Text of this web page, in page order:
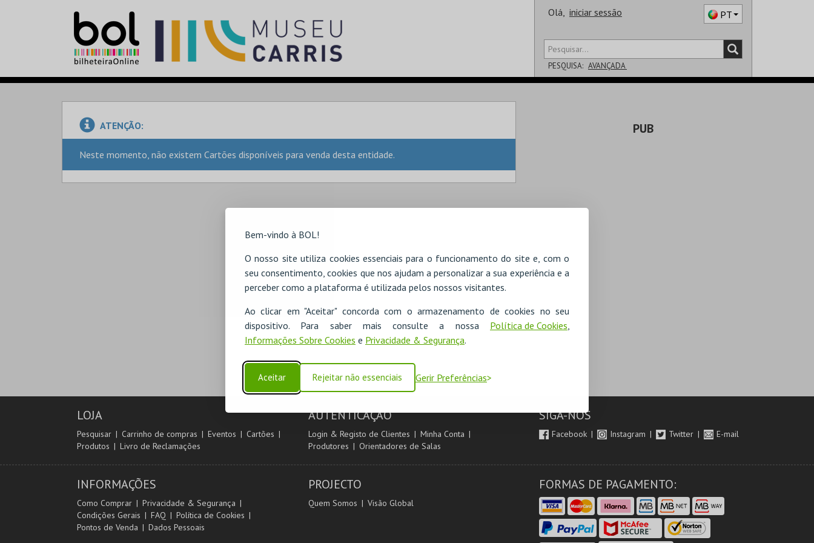
Bem-vindo à BOL!
O nosso site utiliza cookies essenciais para o funcionamento do site e, com o
seu consentimento, cookies que nos ajudam a personalizar a sua experiência e a
perceber como a plataforma é utilizada pelos nossos visitantes.
Ao clicar em "Aceitar" concorda com o armazenamento de cookies no seu
dispositivo. Para saber mais consulte a nossa Política de Cookies,
Informações Sobre Cookies e Privacidade & Segurança.
Aceitar Rejeitar não essenciais Gerir Preferências
Olá, iniciar sessão PT
PESQUISA: AVANÇADA
ATENÇÃO:
Neste momento, não existem Cartões disponíveis para venda desta entidade.
PUB
LOJA
Pesquisar Carrinho de compras Eventos
Cartões
Produtos
Livro de Reclamações
AUTENTICAÇÃO
Login & Registo de Clientes
Minha Conta
Produtores
Orientadores de Salas
SIGA-NOS
Facebook Instagram Twitter E-mail
INFORMAÇÕES
Como Comprar
Privacidade & Segurança
Condições Gerais
FAQ
Política de Cookies
Pontos de Venda
Dados Pessoais
PROJECTO
Quem Somos Visão Global
FORMAS DE PAGAMENTO: